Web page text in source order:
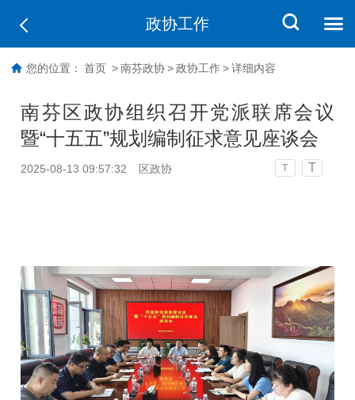
政协工作
您的位置： 首页 > 南芬政协 > 政协工作 > 详细内容
南芬区政协组织召开党派联席会议
暨“十五五”规划编制征求意见座谈会
2025-08-13 09:57:32 区政协 T T